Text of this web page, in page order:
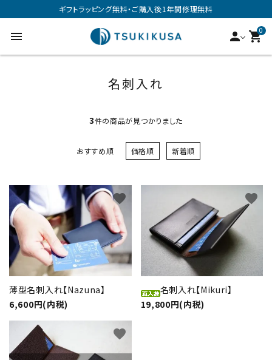
ギフトラッピング無料・ご購入後1年間修理無料
menu person 0
shopping_cart
名刺入れ
3件の商品が見つかりました
おすすめ順 価格順 新着順
薄型名刺入れ【Nazuna】
6,600円(内税)
favorite
名刺入れ【Mikuri】
19,800円(内税)
favorite
favorite